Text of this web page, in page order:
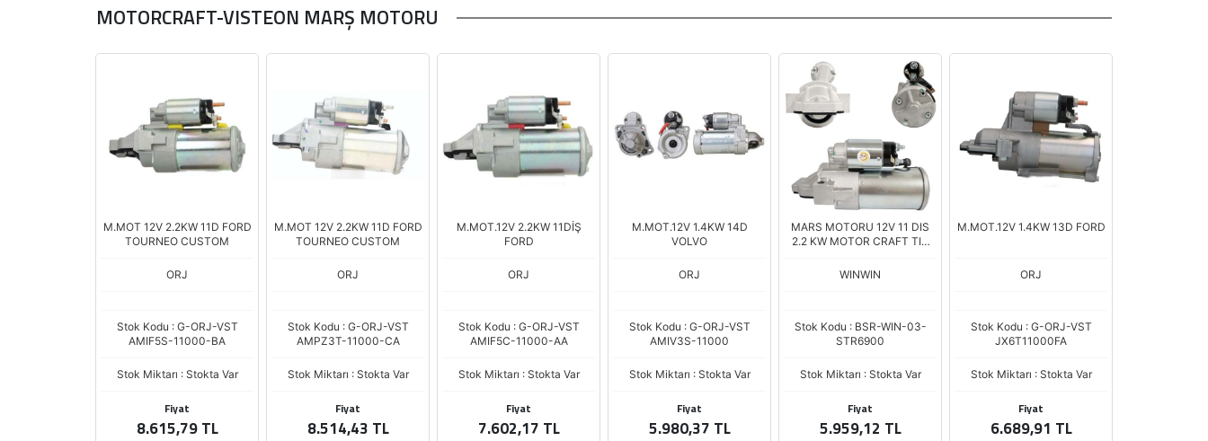
MOTORCRAFT-VISTEON MARŞ MOTORU
M.MOT 12V 2.2KW 11D FORD
TOURNEO CUSTOM
ORJ
Stok Kodu : G-ORJ-VST
AMIF5S-11000-BA
Stok Miktarı : Stokta Var
Fiyat
8.615,79 TL
M.MOT 12V 2.2KW 11D FORD
TOURNEO CUSTOM
ORJ
Stok Kodu : G-ORJ-VST
AMPZ3T-11000-CA
Stok Miktarı : Stokta Var
Fiyat
8.514,43 TL
M.MOT.12V 2.2KW 11DİŞ
FORD
ORJ
Stok Kodu : G-ORJ-VST
AMIF5C-11000-AA
Stok Miktarı : Stokta Var
Fiyat
7.602,17 TL
M.MOT.12V 1.4KW 14D
VOLVO
ORJ
Stok Kodu : G-ORJ-VST
AMIV3S-11000
Stok Miktarı : Stokta Var
Fiyat
5.980,37 TL
MARS MOTORU 12V 11 DIS
2.2 KW MOTOR CRAFT TIP
V363 2.0 2015->
WINWIN
Stok Kodu : BSR-WIN-03-
STR6900
Stok Miktarı : Stokta Var
Fiyat
5.959,12 TL
M.MOT.12V 1.4KW 13D FORD
ORJ
Stok Kodu : G-ORJ-VST
JX6T11000FA
Stok Miktarı : Stokta Var
Fiyat
6.689,91 TL